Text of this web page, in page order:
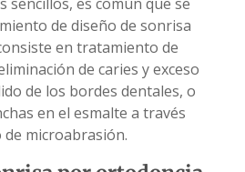
de diseño de sonrisa
en tratamiento de
de caries y exceso
de los bordes dentales, o
en el esmalte a través
microabrasión.